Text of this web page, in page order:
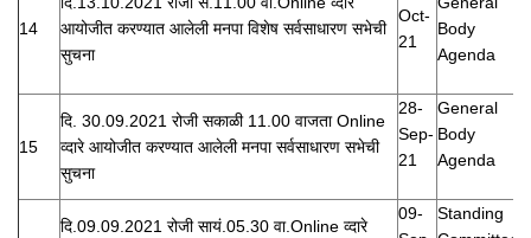
14
आयोजीत करण्यात आलेली मनपा विशेष सर्वसाधारण सभेची
सुचना
Oct-
21
Body
Agenda
15
दि. 30.09.2021 रोजी सकाळी 11.00 वाजता Online
व्दारे आयोजीत करण्यात आलेली मनपा सर्वसाधारण सभेची
सुचना
28-
Sep-
21
General
Body
Agenda
दि.09.09.2021 रोजी सायं.05.30 वा.Online व्दारे
09-
Standing